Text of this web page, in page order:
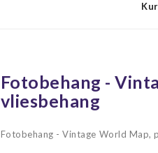
Fotobehang -
vliesbehang
Fotobehang - Vintage World Map,